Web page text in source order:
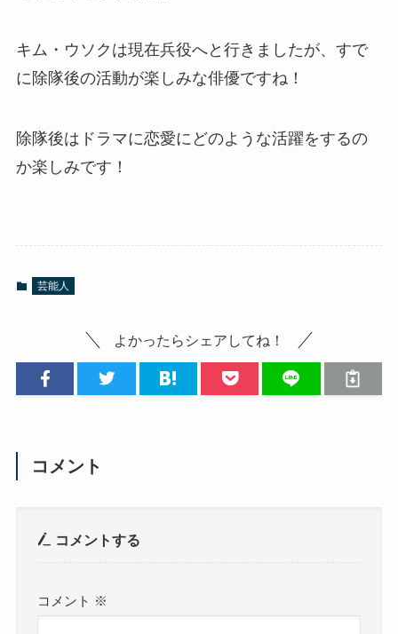
キム・ウソクは現在兵役へと行きましたが、すで
に除隊後の活動が楽しみな俳優ですね！
除隊後はドラマに恋愛にどのような活躍をするの
か楽しみです！
芸能人
よかったらシェアしてね！
コメント
コメントする
コメント ※